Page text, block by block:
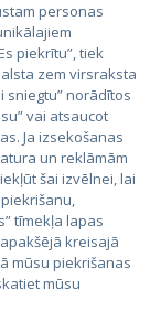
personas
piekrītu”, tiek
zem virsraksta
sniegtu” norādītos
vai atsaucot
Ja izsekošanas
un reklāmām
šai izvēlnei, lai
tīmekļa lapas
kreisajā
mūsu piekrišanas
mūsu